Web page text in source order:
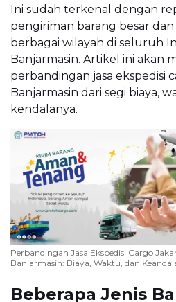
Ini sudah terkenal dengan
pengiriman barang besar
berbagai wilayah di seluruh
Banjarmasin. Artikel ini akan
perbandingan jasa ekspedisi
Banjarmasin dari segi biaya,
kendalanya.
Perbandingan Jasa Ekspedisi Cargo
Banjarmasin: Biaya, Waktu, dan
Beberapa Jenis